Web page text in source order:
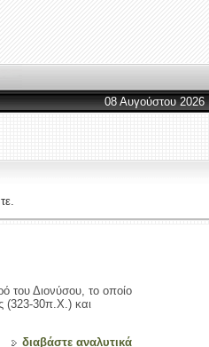
08 Αυγούστου 2026
του Διονύσου, το οποίο
(323-30π.Χ.) και
διαβάστε αναλυτικά